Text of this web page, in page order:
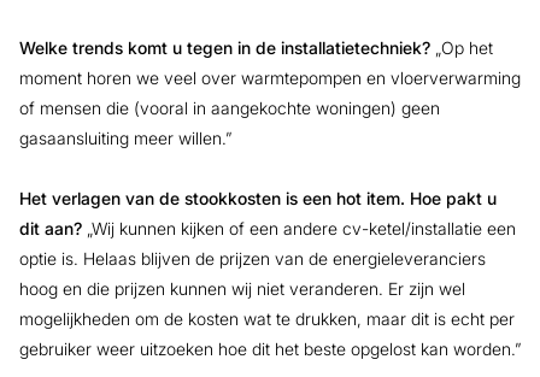
Welke trends komt u tegen in de installatietechniek? „Op het
moment horen we veel over warmtepompen en vloerverwarming
of mensen die (vooral in aangekochte woningen) geen
gasaansluiting meer willen.”
Het verlagen van de stookkosten is een hot item. Hoe pakt u
dit aan? „Wij kunnen kijken of een andere cv-ketel/installatie een
optie is. Helaas blijven de prijzen van de energieleveranciers
hoog en die prijzen kunnen wij niet veranderen. Er zijn wel
mogelijkheden om de kosten wat te drukken, maar dit is echt per
gebruiker weer uitzoeken hoe dit het beste opgelost kan worden.”